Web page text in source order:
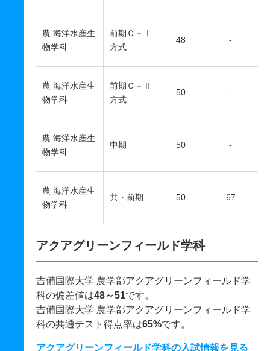
農 海洋水産生
物学科
前期Ｃ－Ⅰ
方式
48 -
農 海洋水産生
物学科
前期Ｃ－Ⅱ
方式
50 -
農 海洋水産生
物学科
中期 50 -
農 海洋水産生
物学科
共・前期 50 67
アクアグリーンフィールド学科
吉備国際大学 農学部アクアグリーンフィールド学
科の偏差値は48～51です。
吉備国際大学 農学部アクアグリーンフィールド学
科の共通テスト得点率は65%です。
アクアグリーンフィールド学科の入試情報を見る